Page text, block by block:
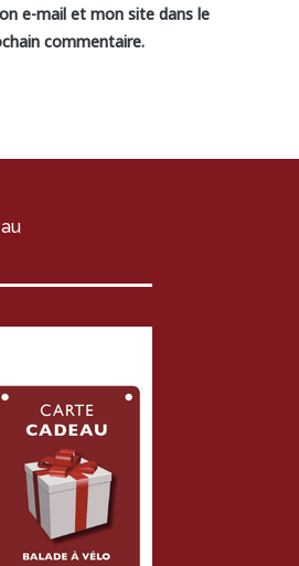
e-mail et mon site dans le
commentaire.